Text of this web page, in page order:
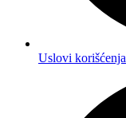
Uslovi korišćenja